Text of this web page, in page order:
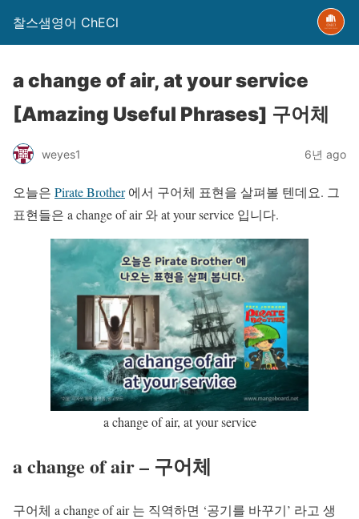
찰스샘영어 ChECl
a change of air, at your service
[Amazing Useful Phrases] 구어체
weyes1 6년 ago
오늘은 Pirate Brother에서 구어체 표현을 살펴볼 텐데요. 그
표현들은 a change of air 와 at your service 입니다.
a change of air, at your service
a change of air – 구어체
구어체 a change of air 는 직역하면 ‘공기를 바꾸기’ 라고 생